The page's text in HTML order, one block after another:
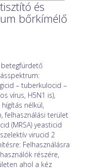
és
bőrkímélő
– tuberkulocid –
vírus, H5N1 is),
nélkül,
felhasználási terület
(MRSA) yeasticid
virucid 2
Felhasználásra
részére,
ahol a kéz